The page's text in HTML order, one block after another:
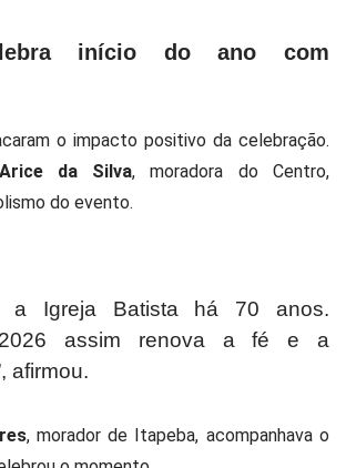
início do ano com
o impacto positivo da celebração.
Arice da Silva, moradora do Centro,
do evento.
a Igreja Batista há 70 anos.
2026 assim renova a fé e a
afirmou.
, morador de Itapeba, acompanhava o